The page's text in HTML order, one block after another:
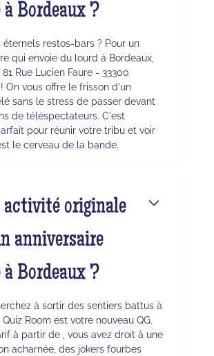
Bordeaux ?
éternels restos-bars ? Pour un
qui envoie du lourd à Bordeaux,
Rue Lucien Faure - 33300
On vous offre le frisson d'un
sans le stress de passer devant
de téléspectateurs. C'est
pour réunir votre tribu et voir
le cerveau de la bande.
activité originale
anniversaire
Bordeaux ?
à sortir des sentiers battus à
Room est votre nouveau QG.
à partir de , vous avez droit à une
acharnée, des jokers fourbes